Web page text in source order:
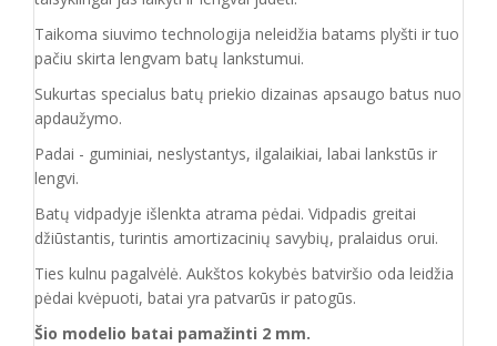
Taikoma siuvimo technologija neleidžia batams plyšti ir tuo
pačiu skirta lengvam batų lankstumui.
Sukurtas specialus batų priekio dizainas apsaugo batus nuo
apdaužymo.
Padai - guminiai, neslystantys, ilgalaikiai, labai lankstūs ir
lengvi.
Batų vidpadyje išlenkta atrama pėdai. Vidpadis greitai
džiūstantis, turintis amortizacinių savybių, pralaidus orui.
Ties kulnu pagalvėlė. Aukštos kokybės batviršio oda leidžia
pėdai kvėpuoti, batai yra patvarūs ir patogūs.
Šio modelio batai pamažinti 2 mm.